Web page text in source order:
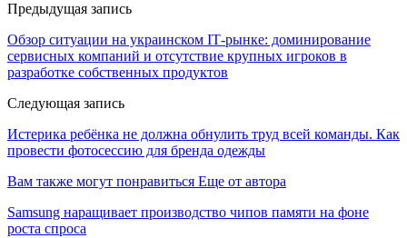
Предыдущая запись
Обзор ситуации на украинском ІТ-рынке: доминирование
сервисных компаний и отсутствие крупных игроков в
разработке собственных продуктов
Следующая запись
Истерика ребёнка не должна обнулить труд всей команды. Как
провести фотосессию для бренда одежды
Вам также могут понравиться Еще от автора
Samsung наращивает производство чипов памяти на фоне
роста спроса